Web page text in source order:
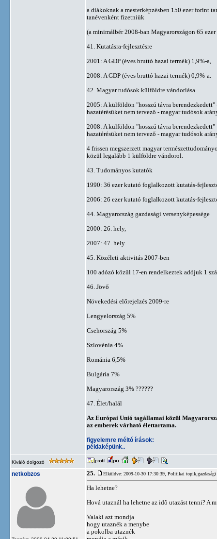
a diákoknak a mesterképzésben 150 ezer forint
tanévenként fizetniük
(a minimálbér 2008-ban Magyarországon 65
41. Kutatásra-fejlesztésre
2001: A GDP (éves bruttó hazai termék) 1,9%-a,
2008: A GDP (éves bruttó hazai termék) 0,9%-a.
42. Magyar tudósok külföldre vándorlása
2005: A külföldön "hosszú távra berendezkedett"
hazatérésüket nem tervező - magyar tudósok
2008: A külföldön "hosszú távra berendezkedett"
hazatérésüket nem tervező - magyar tudósok
4 frissen megszerzett magyar
közül legalább 1 külföldre vándorol.
43. Tudományos kutatók
1990: 36 ezer kutató foglalkozott kutatás-
2006: 26 ezer kutató foglalkozott kutatás-
44. Magyarország gazdasági versenyképessége
2000: 26. hely,
2007: 47. hely.
45. Közéleti aktivitás 2007-ben
100 adózó közül 17-en rendelkeztek adójuk 1
46. Jövő
Növekedési előrejelzés 2009-re
Lengyelország 5%
Csehország 5%
Szlovénia 4%
Románia 6,5%
Bulgária 7%
Magyarország 3% ??????
47. Élet/halál
Az Európai Unió tagállamai közül
az emberek várható élettartama.
figyelemre méltó írások:
példaképünk..
Kiváló dolgozó
netkobzos 25. Elküldve: 2009-10-30 17:30:39, Politikai topik,gazdasági
Ha lehetne?
Hová utaznál ha lehetne az idô utazást tenni? A
Valaki azt mondja
hogy utaznék a menybe
a pokolba utaznék